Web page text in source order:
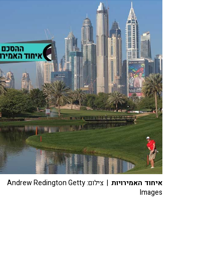
איחוד האמירויות
| צילום: Andrew Redington Getty
Images